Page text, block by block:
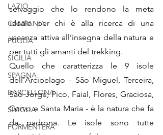
LAZIO
CAMPANIA
PUGLIA
SICILIA
SPAGNA
BARCELLONA
SIVIGLIA
FORMENTERA
selvaggio che lo rendono la meta
ideale per chi è alla ricerca di una
vacanza attiva all’insegna della natura e
per tutti gli amanti del trekking.
Quello che caratterizza le 9 isole
dell’Arcipelago - São Miguel, Terceira,
São Jorge, Pico, Faial, Flores, Graciosa,
Corvo e Santa Maria - è la natura che fa
da padrona. Le isole sono tutte